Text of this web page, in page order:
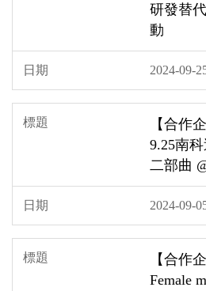
研發替
動
2024-09-
【合作
9.25南科
二部曲
2024-09-
【合作
Female